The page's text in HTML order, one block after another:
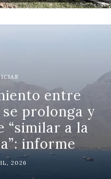
entre
prolonga y
“similar a la
informe
2026